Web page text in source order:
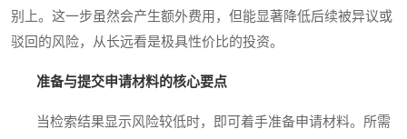
别上。这一步虽然会产生额外费用，但能显著降低后续被异议或
驳回的风险，从长远看是极具性价比的投资。
准备与提交申请材料的核心要点
当检索结果显示风险较低时，即可着手准备申请材料。所需